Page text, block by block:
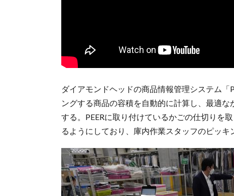
ダイアモンドヘッドの商品情報管理システム「
ングする商品の容積を自動的に計算し、最適
する。PEERに取り付けているかごの仕切りを
るようにしており、庫内作業スタッフのピッキ